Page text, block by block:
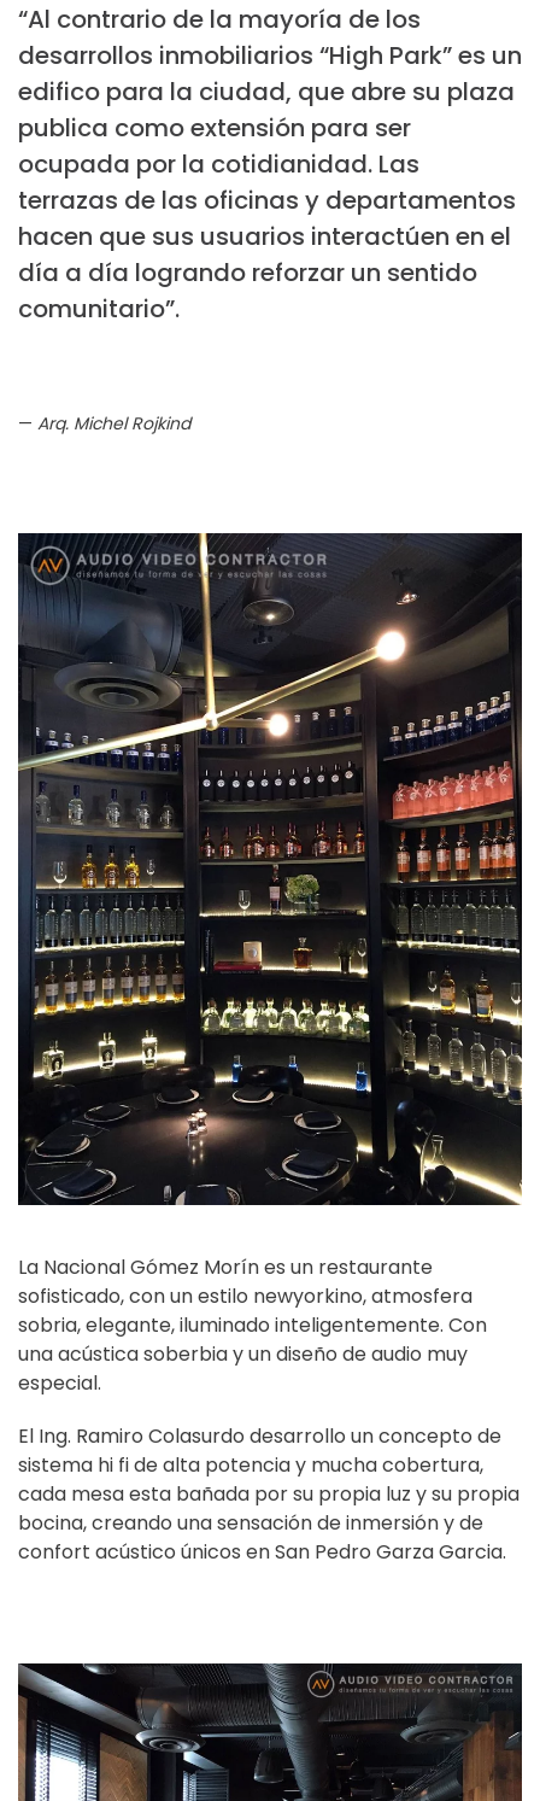
“Al contrario de la mayoría de los
desarrollos inmobiliarios “High Park” es un
edifico para la ciudad, que abre su plaza
publica como extensión para ser
ocupada por la cotidianidad. Las
terrazas de las oficinas y departamentos
hacen que sus usuarios interactúen en el
día a día logrando reforzar un sentido
comunitario”.
Arq. Michel Rojkind
La Nacional Gómez Morínes un restaurante
sofisticado, con un estilo newyorkino, atmosfera
sobria, elegante, iluminado inteligentemente. Con
una acústica soberbia y un diseño de audio muy
especial.
El Ing. Ramiro Colasurdo desarrollo un concepto de
sistema hi fi de alta potencia y mucha cobertura,
cada mesa esta bañada por su propia luz y su propia
bocina, creando una sensación de inmersión y de
confort acústico únicos en San Pedro Garza Garcia.